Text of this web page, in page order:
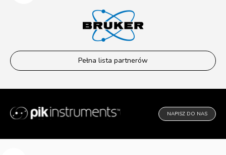
Pełna lista partnerów
NAPISZ DO NAS